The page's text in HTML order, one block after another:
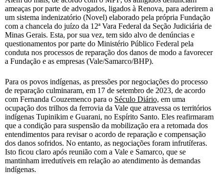
ameaças por parte de advogados, ligados à Renova, para aderirem a
um sistema indenizatório (Novel) elaborado pela própria Fundação
com a chancela do juízo da 12ª Vara Federal da Seção Judiciária de
Minas Gerais. Esta, por sua vez, tem sido alvo de denúncias e
questionamentos por parte do Ministério Público Federal pela
conduta nos processos de reparação dos danos de modo a favorecer
a Fundação e as empresas (Vale/Samarco/BHP).
Para os povos indígenas, as pressões por negociações do processo
de reparação culminaram, em 17 de setembro de 2023, de acordo
com Fernanda Couzemenco para o Século Diário, em uma
ocupação dos trilhos da ferrovia da Vale que atravessa os territórios
indígenas Tupinikim e Guarani, no Espírito Santo. Eles reafirmaram
que a condição para suspensão da mobilização era a retomada dos
entendimentos para revisar o acordo de reparação e compensação
dos danos sofridos. No entanto, as negociações foram infrutíferas.
Isto ficou claro após reunião com a Vale e Samarco, que se
mantinham irredutíveis em relação ao atendimento às demandas
indígenas.